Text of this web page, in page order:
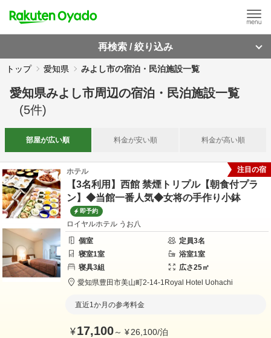
再検索 / 絞り込み
トップ 愛知県 みよし市の宿泊・民泊施設一覧
愛知県みよし市周辺の宿泊・民泊施設一覧
(5件)
部屋が広い順 料金が安い順 料金が高い順
ホテル
【3名利用】西館 禁煙トリプル【朝食付プラ
ン】◆当館一番人気◆女将の手作り小鉢
即予約
ロイヤルホテル うお八
個室
定員3名
寝室1室 浴室1室
寝具3組 広さ25㎡
愛知県豊田市美山町2-14-1 Royal Hotel Uohachi
直近1か月の参考料金
¥17,100～ ¥26,100/泊
注目の宿